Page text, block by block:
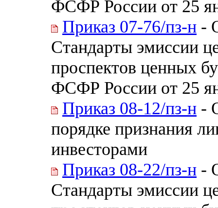
ФСФР России от 25
Приказ 07-76/пз-н -
Стандарты эмиссии
проспектов ценных
ФСФР России от 25
Приказ 08-12/пз-н -
порядке признания
инвесторами
Приказ 08-22/пз-н -
Стандарты эмиссии